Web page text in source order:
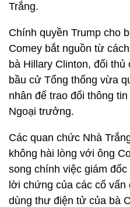
Trắng.
Chính quyền Trump cho
Comey bắt nguồn từ
bà Hillary Clinton, đối
bầu cử Tổng thống vừa
nhân để trao đổi thông
Ngoại trưởng.
Các quan chức Nhà
không hài lòng với ông
song chính việc giám
lời chứng của các cố vấn
dùng thư điện tử của bà